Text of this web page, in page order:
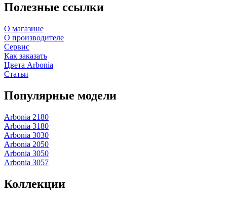
Полезные ссылки
О магазине
О производителе
Сервис
Как заказать
Цвета Arbonia
Статьи
Популярные модели
Arbonia 2180
Arbonia 3180
Arbonia 3030
Arbonia 2050
Arbonia 3050
Arbonia 3057
Коллекции